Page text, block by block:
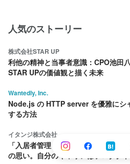
人気のストーリー
株式会社STAR UP
利他の精神と当事者意識：CPO池田
STAR UPの価値観と描く未来
Wantedly, Inc.
Node.js の HTTP server を優雅にシ
する方法
イタンジ株式会社
「入居者管理くん」PdM、導入企業
の思い。自分のキャリアはプロダクト